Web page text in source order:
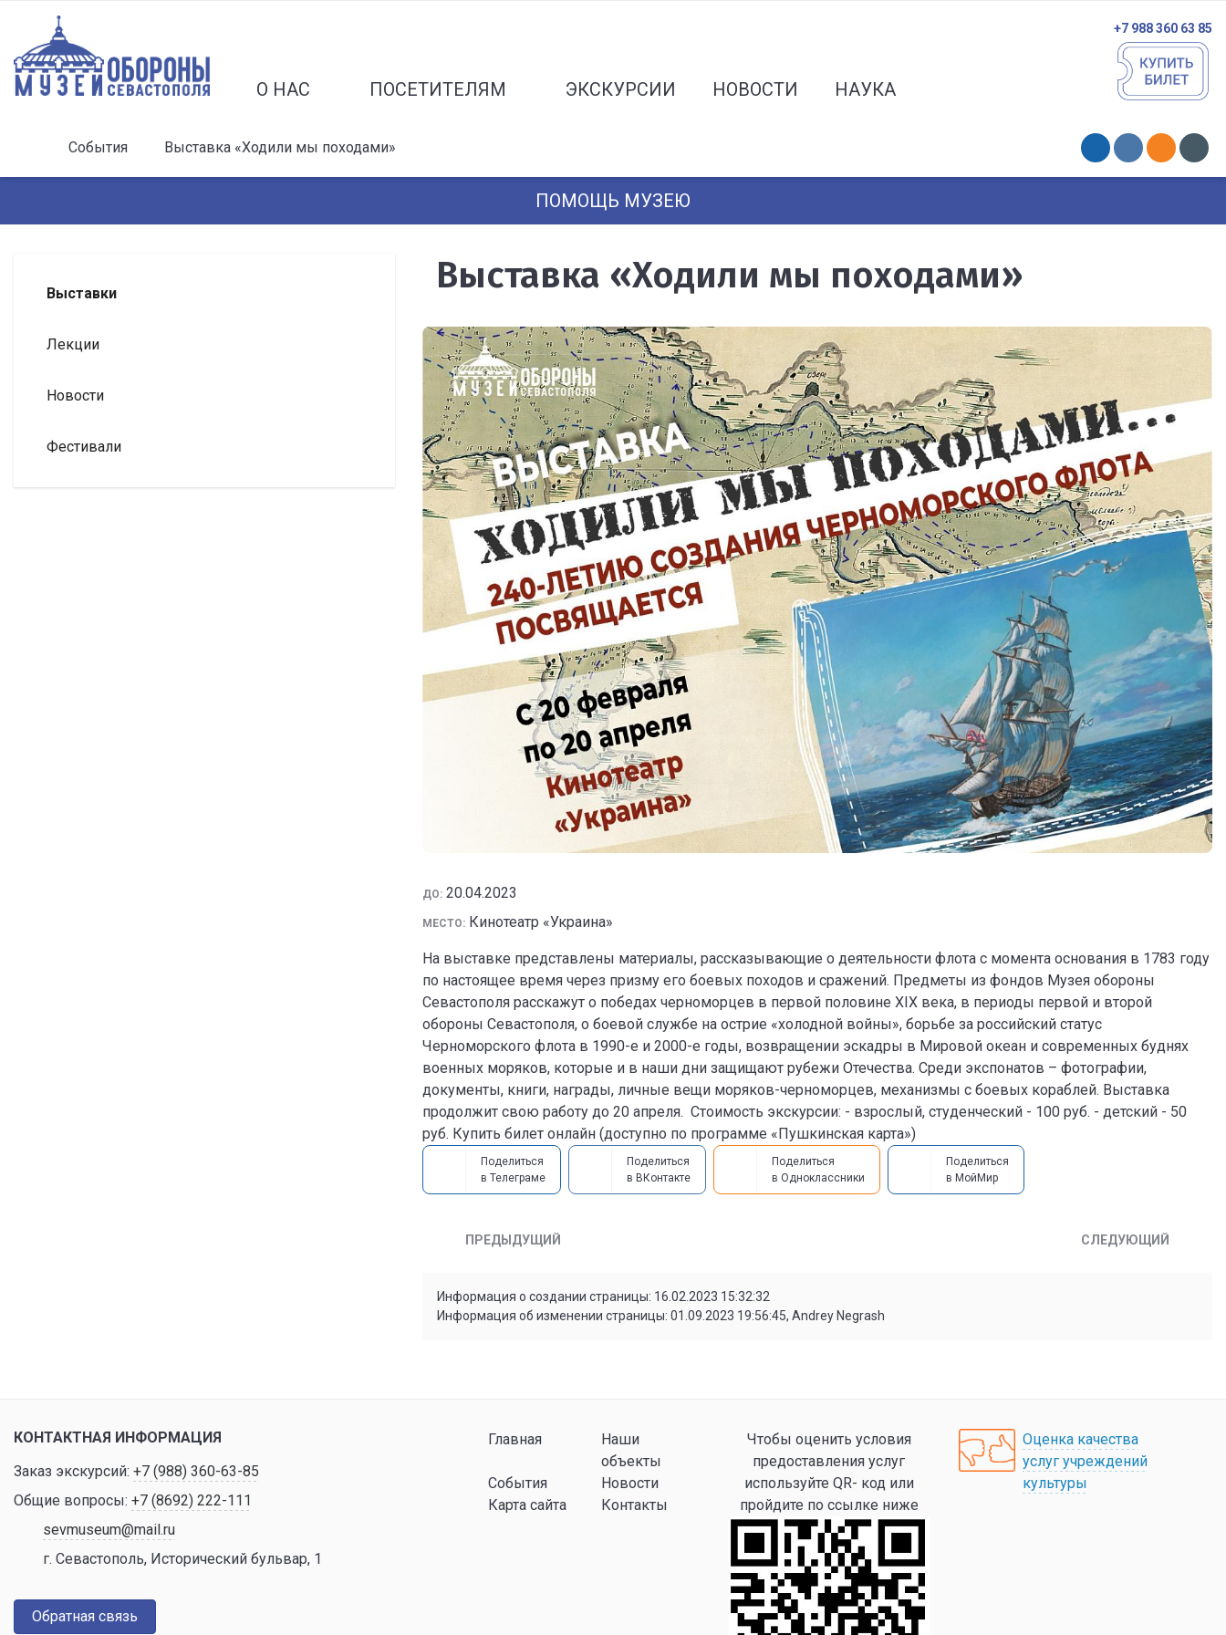
О НАС ПОСЕТИТЕЛЯМ ЭКСКУРСИИ НОВОСТИ НАУКА
+7 988 360 63 85
События Выставка «Ходили мы походами»
ПОМОЩЬ МУЗЕЮ
Выставки
Лекции
Новости
Фестивали
Выставка «Ходили мы походами»
ДО: 20.04.2023
МЕСТО: Кинотеатр «Украина»
На выставке представлены материалы, рассказывающие о деятельности флота с момента основания в 1783 году
по настоящее время через призму его боевых походов и сражений. Предметы из фондов Музея обороны
Севастополя расскажут о победах черноморцев в первой половине XIX века, в периоды первой и второй
обороны Севастополя, о боевой службе на острие «холодной войны», борьбе за российский статус
Черноморского флота в 1990-е и 2000-е годы, возвращении эскадры в Мировой океан и современных буднях
военных моряков, которые и в наши дни защищают рубежи Отечества. Среди экспонатов – фотографии,
документы, книги, награды, личные вещи моряков-черноморцев, механизмы с боевых кораблей. Выставка
продолжит свою работу до 20 апреля. Стоимость экскурсии: - взрослый, студенческий - 100 руб. - детский - 50
руб. Купить билет онлайн (доступно по программе «Пушкинская карта»)
Поделиться
в Телеграме
Поделиться
в ВКонтакте
Поделиться
в Одноклассники
Поделиться
в МойМир
ПРЕДЫДУЩИЙ СЛЕДУЮЩИЙ
Информация о создании страницы: 16.02.2023 15:32:32
Информация об изменении страницы: 01.09.2023 19:56:45, Andrey Negrash
КОНТАКТНАЯ ИНФОРМАЦИЯ
Заказ экскурсий: +7 (988) 360-63-85
Общие вопросы: +7 (8692) 222-111
sevmuseum@mail.ru
г. Севастополь, Исторический бульвар, 1
Обратная связь
Главная
Наши
объекты
События
Новости
Карта сайта
Контакты
Чтобы оценить условия
предоставления услуг
используйте QR- код или
пройдите по ссылке ниже
Оценка качества
услуг учреждений
культуры